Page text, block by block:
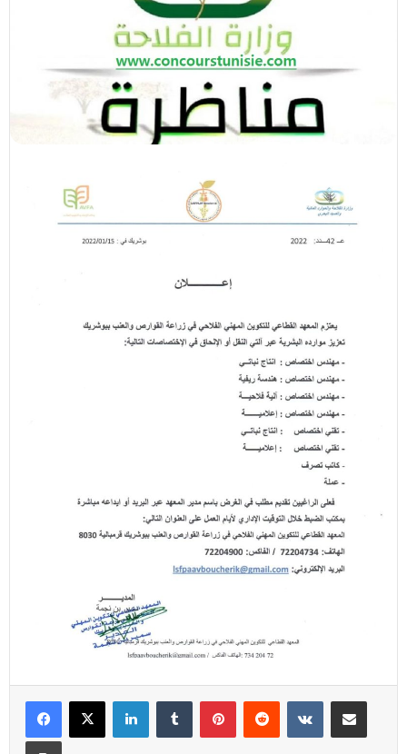
LinkedinTumblr PinterestReddit VKontaktePartager par email
Imprimer